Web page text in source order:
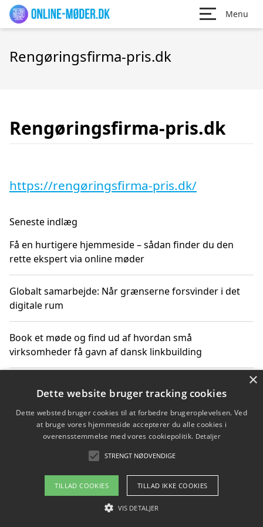
Menu
Rengøringsfirma-pris.dk
Rengøringsfirma-pris.dk
https://rengøringsfirma-pris.dk/
Seneste indlæg
Få en hurtigere hjemmeside – sådan finder du den
rette ekspert via online møder
Globalt samarbejde: Når grænserne forsvinder i det
digitale rum
Book et møde og find ud af hvordan små
virksomheder få gavn af dansk linkbuilding
får du indgår et samarbejde
Hold et møde med en WordPress ekspert og vælg den
mest professionelle til at vedligeholde din løsning
Copyright 2026 - Pilanto Aps
Om / kontakt
×
Dette website bruger tracking cookies
Dette websted bruger cookies til at forbedre brugeroplevelsen. Ved
at bruge vores hjemmeside accepterer du alle cookies i
overensstemmelse med vores cookiepolitik. Detaljer
STRENGT NØDVENDIGE
TILLAD COOKIES TILLAD IKKE COOKIES
VIS DETALJER